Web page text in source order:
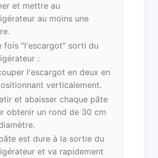
et mettre au
au moins une
fois "l'escargot" sorti du
:
l'escargot en deux en
verticalement.
et abaisser chaque pâte
obtenir un rond de 30 cm
est dure à la sortie du
et va rapidement